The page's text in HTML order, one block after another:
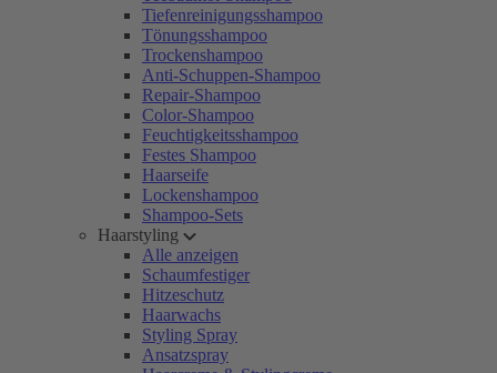
Tiefenreinigungsshampoo
Tönungsshampoo
Trockenshampoo
Anti-Schuppen-Shampoo
Repair-Shampoo
Color-Shampoo
Feuchtigkeitsshampoo
Festes Shampoo
Haarseife
Lockenshampoo
Shampoo-Sets
Haarstyling
Alle anzeigen
Schaumfestiger
Hitzeschutz
Haarwachs
Styling Spray
Ansatzspray